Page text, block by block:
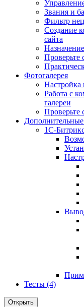
Звания и
Фильтр
Создание
сайта
Проверьте
Фотогалерея
Настройка
Работа с
галереи
Проверьте
1С-
Тесты (4)
Открыть